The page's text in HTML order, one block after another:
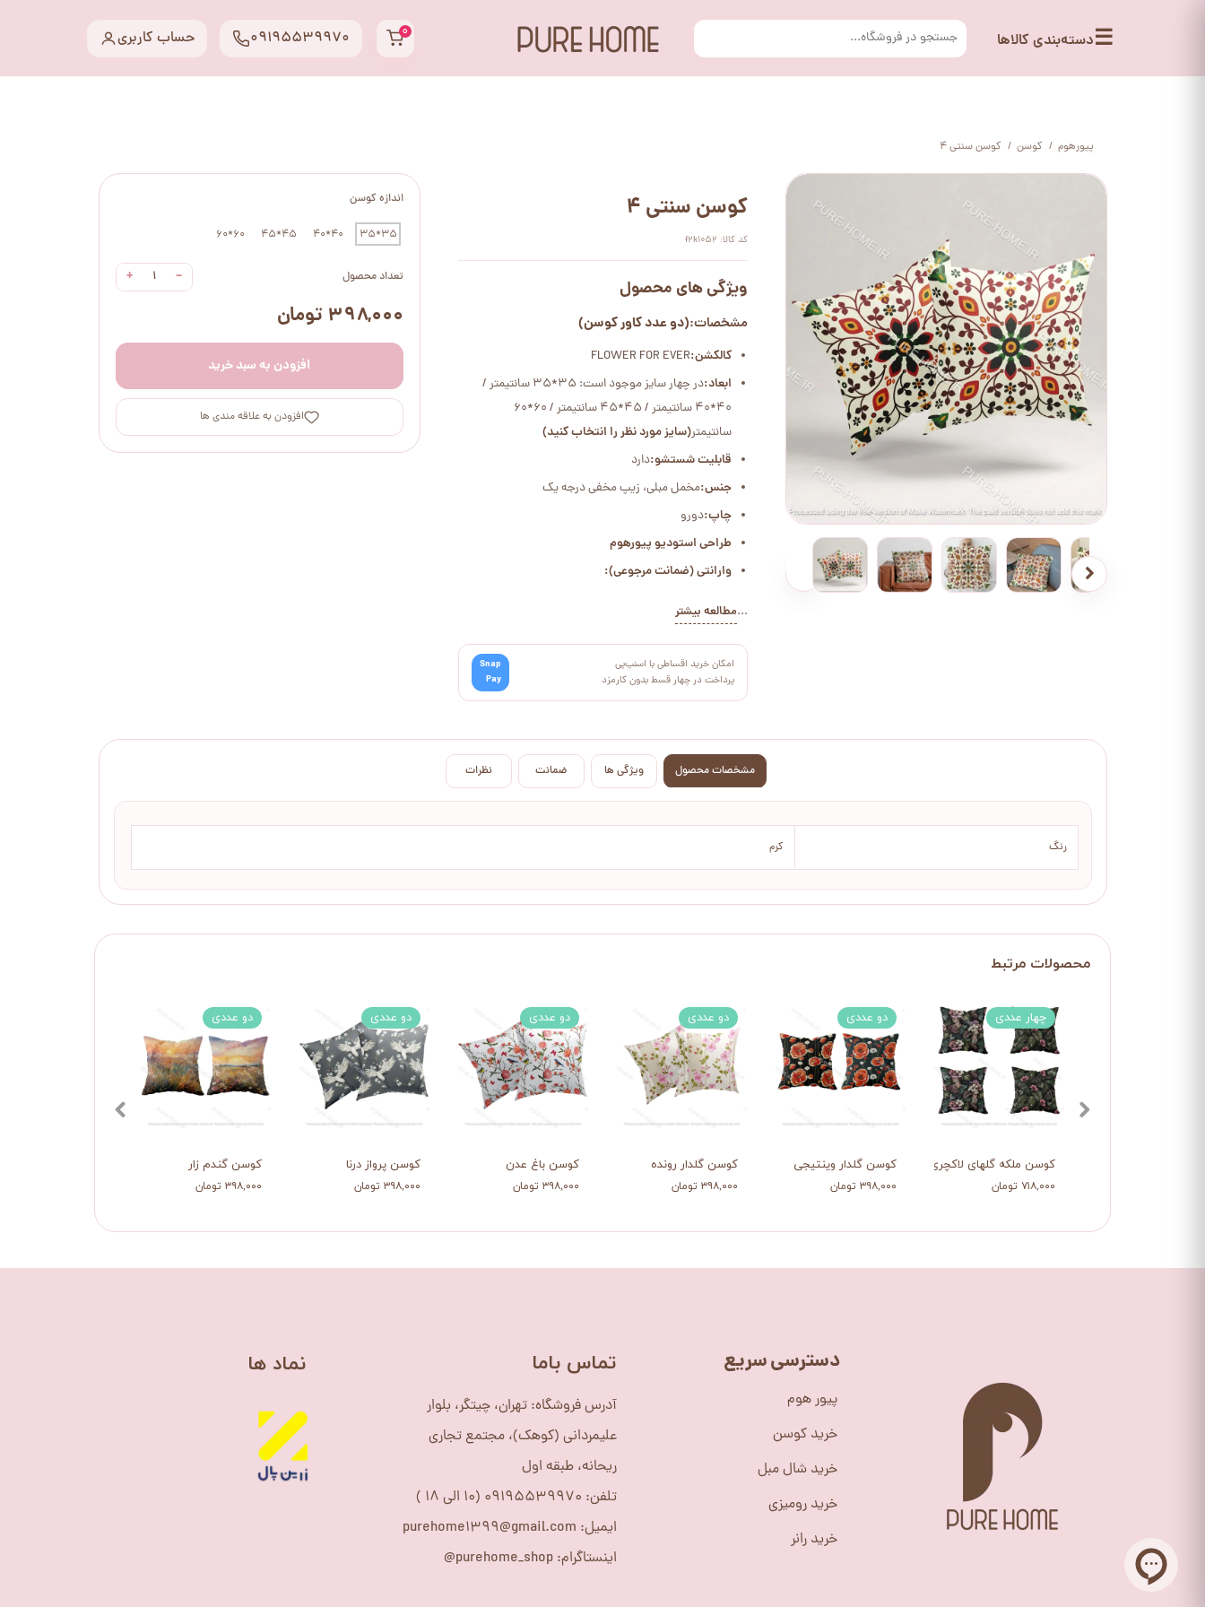
☰دسته‌بندی کالاها ۰ حساب کاربری 09195539970
پیورهوم کوسن کوسن سنتی 4
اندازه کوسن
35*35
40*40
45*45
60*60
تعداد محصول −
+
۳۹۸,۰۰۰ تومان
افزودن به سبد خرید
افزودن به علاقه مندی ها
کوسن سنتی 4
کد کالا: f2k1052
ویژگی های محصول
مشخصات:(دو عدد کاور کوسن)
کالکشن:FLOWER FOR EVER
ابعاد:
در چهار سایز موجود است: 35*35 سانتیمتر /
40*40 سانتیمتر / 45*45 سانتیمتر / 60*60
سانتیمتر(سایز مورد نظر را انتخاب کنید)
قابلیت شستشو:دارد
جنس:مخمل مبلی، زیپ مخفی درجه یک
چاپ:دورو
طراحی استودیو پیورهوم
وارانتی (ضمانت مرجوعی):
...مطالعه بیشتر
امکان خرید اقساطی با اسنپ‌پی
پرداخت در چهار قسط بدون کارمزد
Snap
Pay
مشخصات محصول ویژگی ها ضمانت نظرات
رنگ کرم
کوسن گندم زار
۳۹۸,۰۰۰ تومان
دو عددی
کوسن پرواز درنا
۳۹۸,۰۰۰ تومان
دو عددی
کوسن باغ عدن
۳۹۸,۰۰۰ تومان
دو عددی
کوسن گلدار رونده
۳۹۸,۰۰۰ تومان
دو عددی
کوسن گلدار وینتیجی
۳۹۸,۰۰۰ تومان
دو عددی
کوسن ملکه گلهای لاکچری
۷۱۸,۰۰۰ تومان
چهار عددی
پیور هوم
خرید کوسن
خرید شال مبل
خرید رومیزی
خرید رانر
دسترسی سریع ​تماس باما
آدرس فروشگاه: تهران، چیتگر، بلوار
علیمردانی (کوهک)، مجتمع تجاری
ریحانه، طبقه اول
تلفن: 09195539970 (10 الی 18 )
ایمیل: purehome1399@gmail.com
اینستاگرام: purehome_shop@
​نماد ها